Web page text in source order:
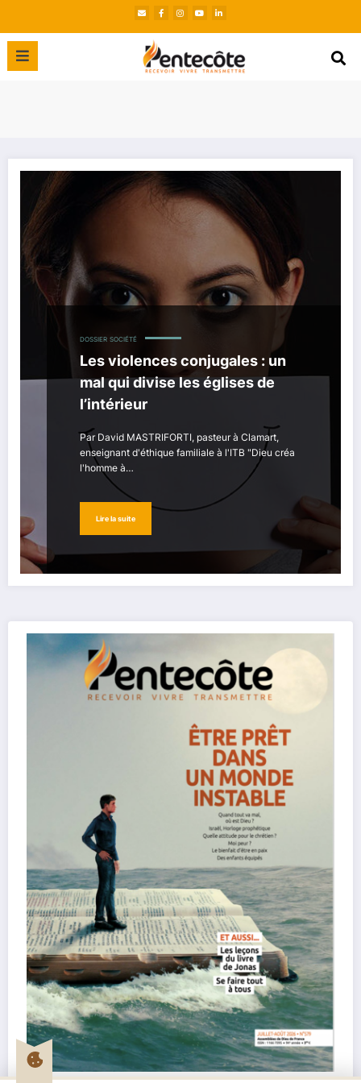
DOSSIER SOCIÉTÉ
Les violences conjugales : un
mal qui divise les églises de
l’intérieur
Par David MASTRIFORTI, pasteur à Clamart,
enseignant d'éthique familiale à l'ITB "Dieu créa
l'homme à…
Lire la suite